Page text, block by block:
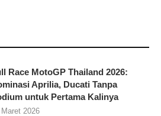
Race MotoGP Thailand 2026:
Aprilia, Ducati Tanpa
untuk Pertama Kalinya
Maret 2026